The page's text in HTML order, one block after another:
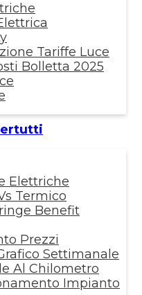
Tariffe Luce
Bolletta 2025
Elettriche
Termico
Benefit
Prezzi
Settimanale
Al Chilometro
Impianto